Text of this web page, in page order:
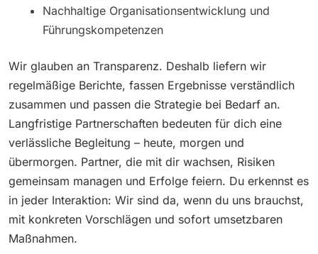
Nachhaltige Organisationsentwicklung und
Führungskompetenzen
Wir glauben an Transparenz. Deshalb liefern wir
regelmäßige Berichte, fassen Ergebnisse verständlich
zusammen und passen die Strategie bei Bedarf an.
Langfristige Partnerschaften bedeuten für dich eine
verlässliche Begleitung – heute, morgen und
übermorgen. Partner, die mit dir wachsen, Risiken
gemeinsam managen und Erfolge feiern. Du erkennst es
in jeder Interaktion: Wir sind da, wenn du uns brauchst,
mit konkreten Vorschlägen und sofort umsetzbaren
Maßnahmen.